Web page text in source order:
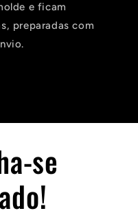
e ficam
preparadas com
se